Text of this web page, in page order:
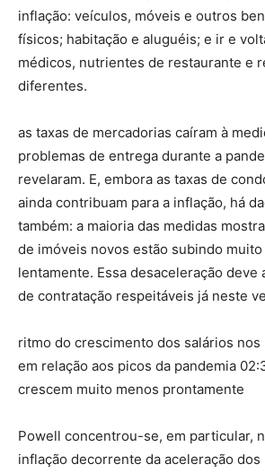
inflação: veículos, móveis e outros
físicos; habitação e aluguéis; e ir e
médicos, nutrientes de restaurante e
diferentes.
as taxas de mercadorias caíram à
problemas de entrega durante a
revelaram. E, embora as taxas de
ainda contribuam para a inflação, há
também: a maioria das medidas
de imóveis novos estão subindo muito
lentamente. Essa desaceleração deve
de contratação respeitáveis ​​já neste
ritmo do crescimento dos salários nos
em relação aos picos da pandemia
crescem muito menos prontamente
Powell concentrou-se, em particular,
inflação decorrente da aceleração dos